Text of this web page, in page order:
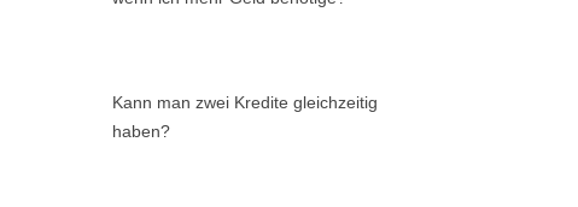
Kann man zwei Kredite gleichzeitig
haben?